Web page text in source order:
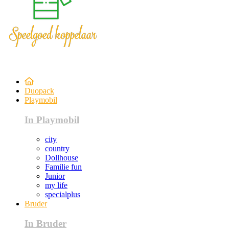
Duopack
Playmobil
In Playmobil
city
country
Dollhouse
Familie fun
Junior
my life
specialplus
Bruder
In Bruder